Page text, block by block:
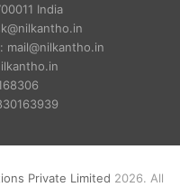
India
mail@nilkantho.in
Private Limited 2026. All